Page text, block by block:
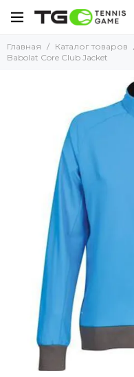
Главная Каталог товаров
Babolat Core Club Jacket